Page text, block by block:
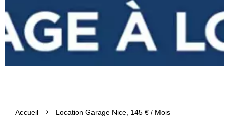
Accueil Location Garage Nice, 145 € / Mois